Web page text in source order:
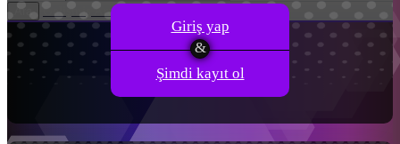
Ara Gelişmiş Arama…
Giriş yap
Şimdi kayıt ol